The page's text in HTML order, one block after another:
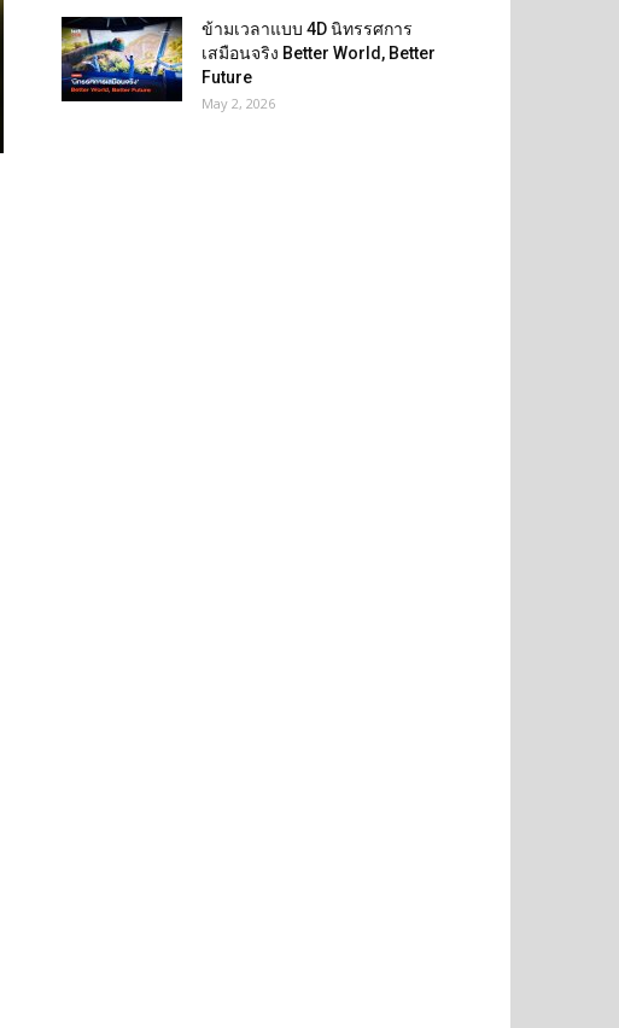
ข้ามเวลาแบบ 4D นิทรรศการ
เสมือนจริง Better World, Better
Future
May 2, 2026